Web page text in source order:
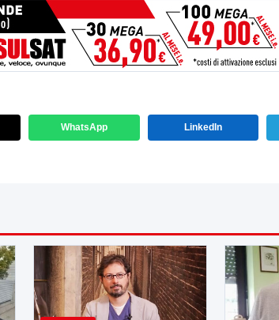
WhatsApp LinkedIn